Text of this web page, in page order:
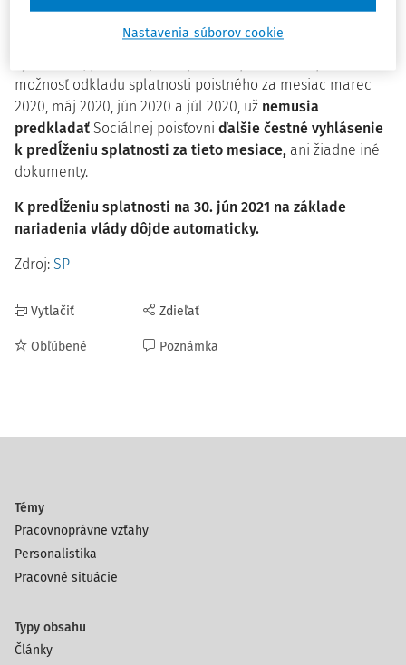
Odvádzatelia, ktorí predložili Sociálnej poisťovni čestné
možnosť odkladu splatnosti poistného za mesiac marec
2020, máj 2020, jún 2020 a júl 2020, už nemusia
predkladať Sociálnej poisťovni ďalšie čestné vyhlásenie
k predĺženiu splatnosti za tieto mesiace, ani žiadne iné
dokumenty.
K predĺženiu splatnosti na 30. jún 2021 na základe
nariadenia vlády dôjde automaticky.
Zdroj: SP
Vytlačiť
Obľúbené
Zdieľať
Poznámka
Témy
Pracovnoprávne vzťahy
Personalistika
Pracovné situácie
Typy obsahu
Články
Nastavenia súborov cookie